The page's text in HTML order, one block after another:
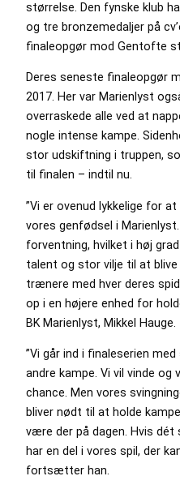
størrelse. Den fynske klub
og tre bronzemedaljer på
finaleopgør mod Gentofte
Deres seneste finaleopgør
2017. Her var Marienlyst
overraskede alle ved at
nogle intense kampe.
stor udskiftning i truppen,
til finalen – indtil nu.
”Vi er ovenud lykkelige for
vores genfødsel i
forventning, hvilket i høj
talent og stor vilje til at blive
trænere med hver deres
op i en højere enhed for
BK Marienlyst, Mikkel Hauge.
”Vi går ind i finaleserien
andre kampe. Vi vil vinde og
chance. Men vores
bliver nødt til at holde
være der på dagen. Hvis dét
har en del i vores spil, der
fortsætter han.